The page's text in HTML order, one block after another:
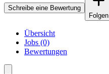
Schreibe eine Bewertung
Folgen
Übersicht
Jobs (0)
Bewertungen